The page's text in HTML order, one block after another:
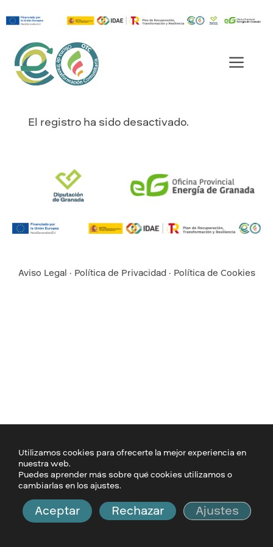
contenido
El registro ha sido desactivado.
Aviso Legal · Política de Privacidad· Política de Cookies
Utilizamos cookies para ofrecerte la mejor experiencia en
nuestra web.
Puedes aprender más sobre qué cookies utilizamos o
cambiarlas en los ajustes.
Aceptar Rechazar Ajustes